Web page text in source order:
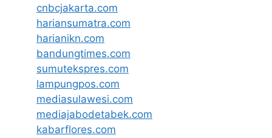
cnbcjakarta.com
hariansumatra.com
harianikn.com
bandungtimes.com
sumutekspres.com
lampungpos.com
mediasulawesi.com
mediajabodetabek.com
kabarflores.com